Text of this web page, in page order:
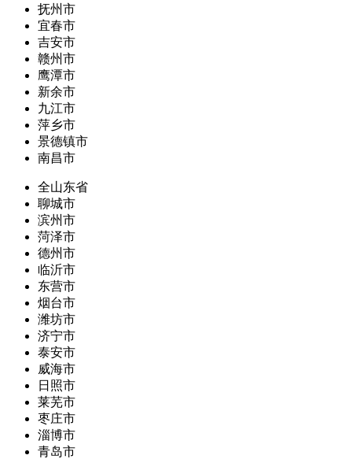
抚州市
宜春市
吉安市
赣州市
鹰潭市
新余市
九江市
萍乡市
景德镇市
南昌市
全山东省
聊城市
滨州市
菏泽市
德州市
临沂市
东营市
烟台市
潍坊市
济宁市
泰安市
威海市
日照市
莱芜市
枣庄市
淄博市
青岛市